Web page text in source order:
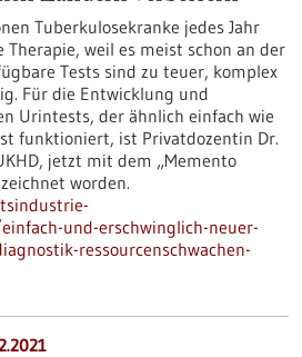
Tuberkulosekranke jedes Jahr
Therapie, weil es meist schon an der
Tests sind zu teuer, komplex
Für die Entwicklung und
Urintests, der ähnlich einfach wie
funktioniert, ist Privatdozentin Dr.
jetzt mit dem „Memento
worden.
und-erschwinglich-neuer-
ressourcenschwachen-